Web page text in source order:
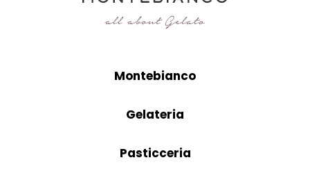
Montebianco
Gelateria
Pasticceria